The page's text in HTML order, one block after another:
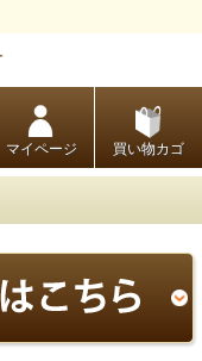
マイページ 買い物カゴ